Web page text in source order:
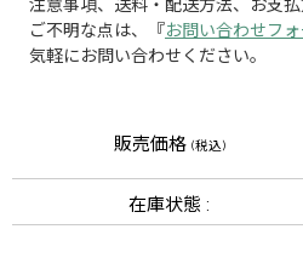
注意事項、送料・配送方法、お支
ご不明な点は、『お問い合わせフ
気軽にお問い合わせください。
販売価格 (税込)
在庫状態 :